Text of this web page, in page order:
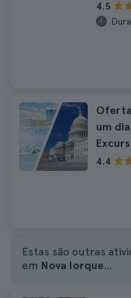
4.5
um
4.4
Estas são outras
em Nova Iorque...